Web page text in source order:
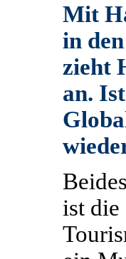
Mit
in
zieht
an.
ist die